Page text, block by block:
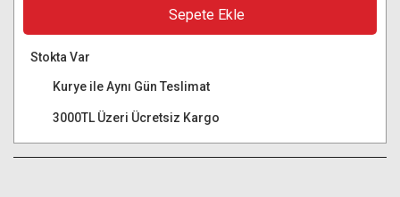
Sepete Ekle
Stokta Var
Kurye ile Aynı Gün Teslimat
3000TL Üzeri Ücretsiz Kargo